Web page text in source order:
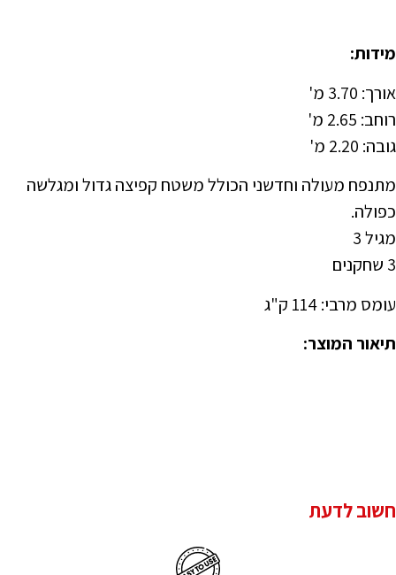
מידות:
אורך: 3.70 מ'
רוחב: 2.65 מ'
גובה: 2.20 מ'
מתנפח מעולה וחדשני הכולל משטח קפיצה גדול ומגלשה
כפולה.
מגיל 3
3 שחקנים
עומס מרבי: 114 ק"ג
תיאור המוצר:
חשוב לדעת